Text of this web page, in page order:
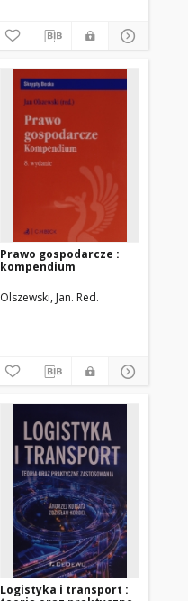
Prawo gospodarcze :
kompendium
Olszewski, Jan. Red.
Logistyka i transport :